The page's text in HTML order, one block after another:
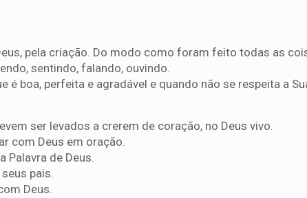
pela criação. Do modo como foram feito todas as
sentindo, falando, ouvindo.
é boa, perfeita e agradável e quando não se respeita a
ser levados a crerem de coração, no Deus vivo.
com Deus em oração.
Palavra de Deus.
pais.
Deus.